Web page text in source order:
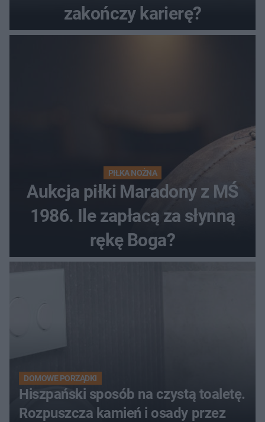
zakończy karierę?
PIŁKA NOŻNA
Aukcja piłki Maradony z MŚ
1986. Ile zapłacą za słynną
rękę Boga?
DOMOWE PORZĄDKI
Hiszpański sposób na czystą toaletę.
Rozpuszcza kamień i osady przez